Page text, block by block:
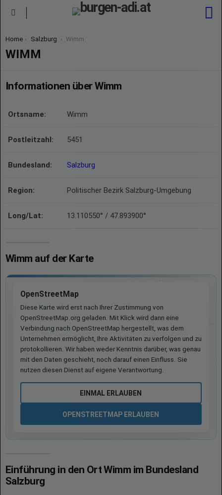
You are here:
Home Salzburg Wimm
WIMM
Informationen über Wimm
Ortsname: Wimm
Postleitzahl: 5451
Bundesland: Salzburg
Region: Politischer Bezirk Salzburg-Umgebung
Long/Lat: 13.110550° / 47.893900°
Wimm auf der Karte
OpenStreetMap
Diese Karte wird erst nach Ihrer Zustimmung von
OpenStreetMap.org geladen. Mit Klick wird dann eine
Verbindung nach OpenStreetMap hergestellt, was dem
Unternehmen ermöglicht, Ihre Aktivitäten zu verfolgen und zu
protokollieren. Wir haben weder Kenntnis darüber, was genau
mit den Daten geschieht, noch darauf einen Einfluss. Sie
nutzen diesen Dienst auf eigene Verantwortung.
EINMAL ERLAUBEN
OPENSTREETMAP ERLAUBEN
Einführung in den Ort Wimm im Bundesland
Salzburg